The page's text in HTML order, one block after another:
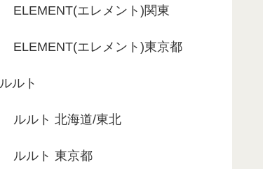
ELEMENT(エレメント)関東
ELEMENT(エレメント)東京都
ルルト
ルルト 北海道/東北
ルルト 東京都